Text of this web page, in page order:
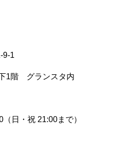
9-1
1階 グランスタ内
日・祝 21:00まで）